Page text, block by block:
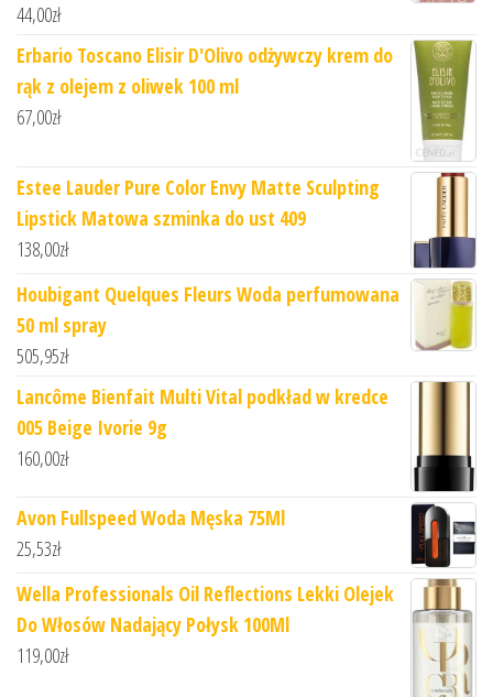
44,00zł
Erbario Toscano Elisir D'Olivo odżywczy krem do
rąk z olejem z oliwek 100 ml
67,00zł
Estee Lauder Pure Color Envy Matte Sculpting
Lipstick Matowa szminka do ust 409
138,00zł
Houbigant Quelques Fleurs Woda perfumowana
50 ml spray
505,95zł
Lancôme Bienfait Multi Vital podkład w kredce
005 Beige Ivorie 9g
160,00zł
Avon Fullspeed Woda Męska 75Ml
25,53zł
Wella Professionals Oil Reflections Lekki Olejek
Do Włosów Nadający Połysk 100Ml
119,00zł